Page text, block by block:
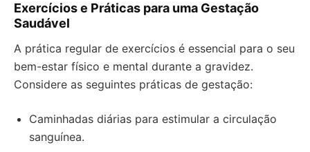
Exercícios e Práticas para uma Gestação
Saudável
A prática regular de exercícios é essencial para o seu
bem-estar físico e mental durante a gravidez.
Considere as seguintes práticas de gestação:
Caminhadas diárias para estimular a circulação
sanguínea.